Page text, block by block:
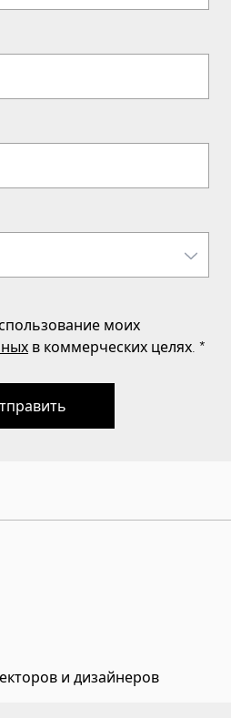
моих
в коммерческих целях. *
и дизайнеров